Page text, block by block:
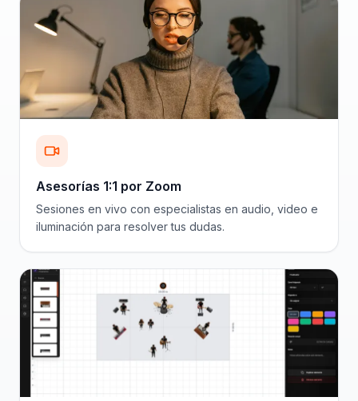
Asesorías 1:1 por Zoom
Sesiones en vivo con especialistas en audio, video e
iluminación para resolver tus dudas.